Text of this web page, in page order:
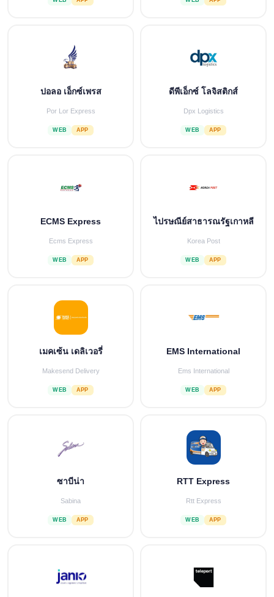
ปอลอ เอ็กซ์เพรส
Por Lor Express
WEB APP
ดีพีเอ็กซ์ โลจิสติกส์
Dpx Logistics
WEB APP
ECMS Express
Ecms Express
WEB APP
ไปรษณีย์สาธารณรัฐเกาหลี
Korea Post
WEB APP
เมคเซ้น เดลิเวอรี่
Makesend Delivery
WEB APP
EMS International
Ems International
WEB APP
ซาบีน่า
Sabina
WEB APP
RTT Express
Rtt Express
WEB APP